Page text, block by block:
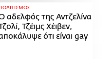
ΠΟΛΙΤΙΣΜΟΣ
αδελφός της Αντζελίνα
Τζέιμς Χέιβεν,
ότι είναι gay